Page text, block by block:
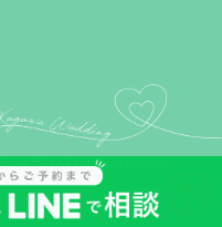
100 All rights reserved.